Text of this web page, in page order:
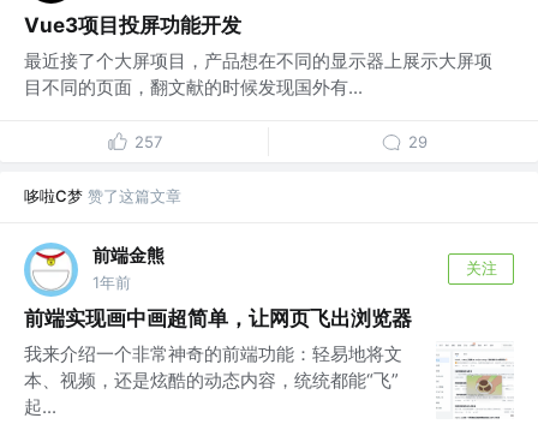
Vue3项目投屏功能开发
最近接了个大屏项目，产品想在不同的显示器上展示大屏项
目不同的页面，翻文献的时候发现国外有...
257 29
哆啦C梦 赞了这篇文章
前端金熊
1年前
关注
前端实现画中画超简单，让网页飞出浏览器
我来介绍一个非常神奇的前端功能：轻易地将文
本、视频，还是炫酷的动态内容，统统都能“飞”
起...